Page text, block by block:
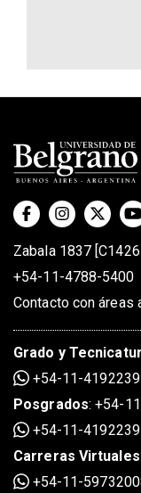
Zabala 1837
+54-11-4788-5400
Contacto con áreas
Grado y
+54-11-
Posgrados:+54-
+54-11-
Carreras Virtuales
+54-11-